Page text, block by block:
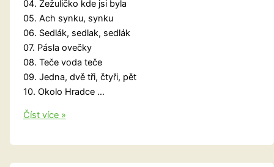
04. Žežuličko kde jsi byla
05. Ach synku, synku
06. Sedlák, sedlak, sedlák
07. Pásla ovečky
08. Teče voda teče
09. Jedna, dvě tři, čtyři, pět
10. Okolo Hradce …
Já
malý
Číst více »